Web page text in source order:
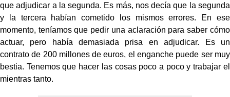
que adjudicar a la segunda. Es más, nos decía que la segunda
y la tercera habían cometido los mismos errores. En ese
momento, teníamos que pedir una aclaración para saber cómo
actuar, pero había demasiada prisa en adjudicar. Es un
contrato de 200 millones de euros, el enganche puede ser muy
bestia. Tenemos que hacer las cosas poco a poco y trabajar el
mientras tanto.